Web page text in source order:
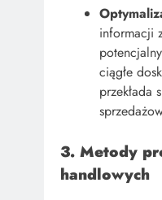
informacji
ciągłe
przekłada
3. Metody
handlowych